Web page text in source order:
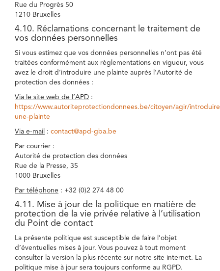
Rue du Progrès 50
1210 Bruxelles
4.10. Réclamations concernant le traitement de
vos données personnelles
Si vous estimez que vos données personnelles n’ont pas été
traitées conformément aux règlementations en vigueur, vous
avez le droit d’introduire une plainte auprès l’Autorité de
protection des données :
Via le site web de l’APD :
https://www.autoriteprotectiondonnees.be/citoyen/agir/
une-plainte
Via e-mail : contact@apd-gba.be
Par courrier :
Autorité de protection des données
Rue de la Presse, 35
1000 Bruxelles
Par téléphone : +32 (0)2 274 48 00
4.11. Mise à jour de la politique en matière de
protection de la vie privée relative à l’utilisation
du Point de contact
La présente politique est susceptible de faire l’objet
d’éventuelles mises à jour. Vous pouvez à tout moment
consulter la version la plus récente sur notre site internet. La
politique mise à jour sera toujours conforme au RGPD.